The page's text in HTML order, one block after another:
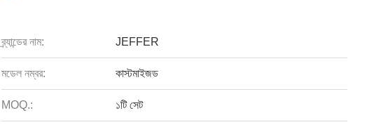
ব্র্যান্ডের নাম: JEFFER
মডেল নম্বর: কাস্টমাইজড
MOQ.: ১টি সেট